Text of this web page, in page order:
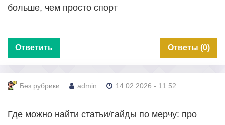
больше, чем просто спорт
Ответить Ответы (0)
Без рубрики admin 14.02.2026 - 11:52
Где можно найти статьи/гайды по мерчу: про